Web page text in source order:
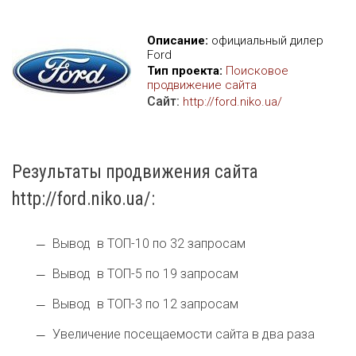
Описание: официальный дилер
Ford
Тип проекта: Поисковое
продвижение сайта
Сайт: http://ford.niko.ua/
Результаты продвижения сайта
http://ford.niko.ua/:
Вывод в ТОП-10 по 32 запросам
Вывод в ТОП-5 по 19 запросам
Вывод в ТОП-3 по 12 запросам
Увеличение посещаемости сайта в два раза